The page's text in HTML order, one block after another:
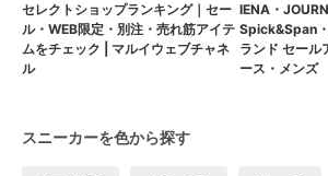
セレクトショップランキング｜セー
ル・WEB限定・別注・売れ筋アイテ
ムをチェック | マルイウェブチャネ
ル
IENA・
Spick&Span
ランド セール
ース・メンズ
スニーカーを色から探す